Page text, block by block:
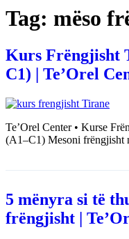
Tag: mëso
Kurs Frëngjisht
C1) | Te’Orel
Te’Orel Center • Kurse
(A1–C1) Mesoni
5 mënyra si të
frëngjisht |